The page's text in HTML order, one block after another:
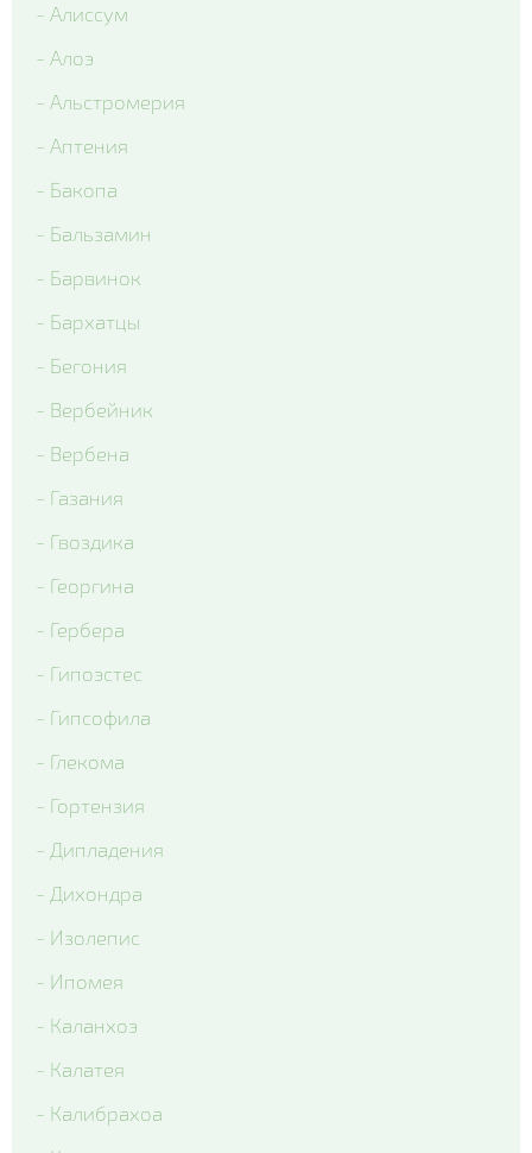
- Matrix Red Blotch
- Cello Deep Orange Blotch
- Colossus Tricolor
- Matrix Lavender Shades
- Matrix Ocean
- Matrix Rose Wing
- Matrix True Blue
- Matrix White Blotch
- Вся виола
- Алиссум
- Алоэ
- Альстромерия
- Аптения
- Бакопа
- Бальзамин
- Барвинок
- Бархатцы
- Бегония
- Вербейник
- Вербена
- Газания
- Гвоздика
- Георгина
- Гербера
- Гипоэстес
- Гипсофила
- Глекома
- Гортензия
- Дипладения
- Дихондра
- Изолепис
- Ипомея
- Каланхоэ
- Калатея
- Калибрахоа